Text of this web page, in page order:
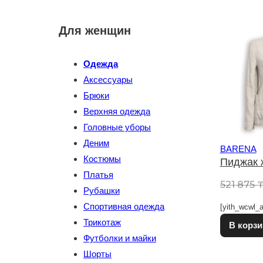
Для женщин
Одежда
Аксессуары
Брюки
Верхняя одежда
Головные уборы
Деним
Костюмы
Платья
Рубашки
Спортивная одежда
Трикотаж
Футболки и майки
Шорты
BARENA
Пиджак
521 875
В